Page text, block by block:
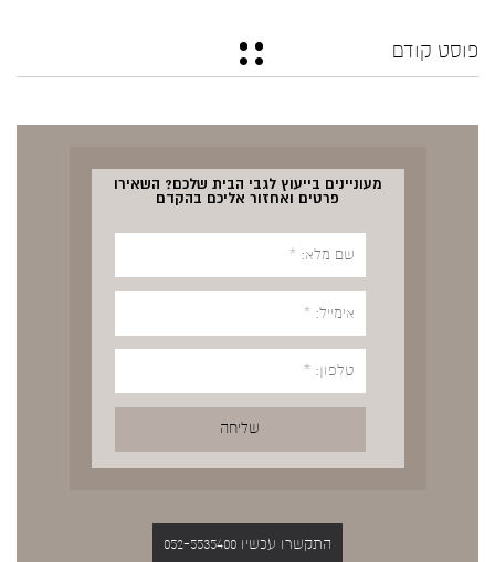
פוסט קודם
מעוניינים בייעוץ לגבי הבית שלכם? השאירו
פרטים ואחזור אליכם בהקדם
התקשרו עכשיו 052-5535400